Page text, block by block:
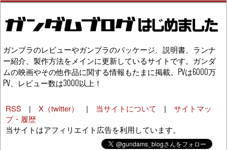
ガンプラのレビューやガンプラのパッケージ、説明書、ランナ
ー紹介、製作方法をメインに更新しているサイトです。ガンダ
ムの映画やその他作品に関する情報もたまに掲載。PVは6000万
PV、レビュー数は3000以上！
RSS | X（twitter） | 当サイトについて | サイトマッ
プ・履歴
当サイトはアフィリエイト広告を利用しています。